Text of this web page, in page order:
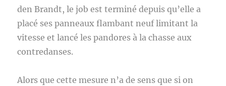
den Brandt, le job est terminé depuis qu’elle a
placé ses panneaux flambant neuf limitant la
vitesse et lancé les pandores à la chasse aux
contredanses.
Alors que cette mesure n’a de sens que si on